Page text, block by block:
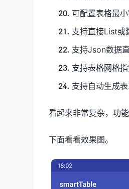
可配置表格最
支持直接List或
支持Json数据
支持表格网格指
支持自动生成表
看起来非常复杂，功
下面看看效果图。